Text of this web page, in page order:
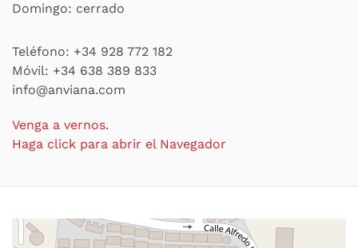
Domingo: cerrado
Teléfono: +34 928 772 182
Móvil: +34 638 389 833
info@anviana.com
Venga a vernos.
Haga click para abrir el Navegador